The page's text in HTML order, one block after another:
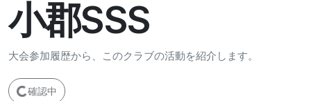
小郡SSS
大会参加履歴から、このクラブの活動を紹介します。
確認中